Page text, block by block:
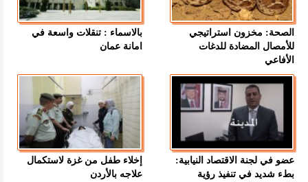
الصحة: مخزون استراتيجي
للأمصال المضادة للدغات
الأفاعي
بالاسماء : تنقلات واسعة في
امانة عمان
عضو في لجنة الاقتصاد النيابية:
بطء شديد في تنفيذ رؤية
إخلاء طفل من غزة لاستكمال
علاجه بالأردن